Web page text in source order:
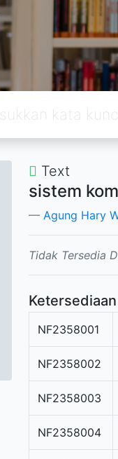
Text
sistem
Agung Hary
Tidak Tersedia
Ketersediaan
NF2358001
NF2358002
NF2358003
NF2358004